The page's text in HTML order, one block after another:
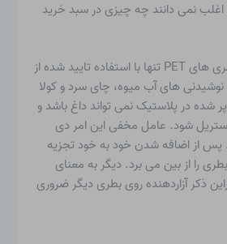
نمی دانند چه چیزی در سبد خرید
به عنوان مثال، معرفی بطری های PET تنها با استفاده تایید شده از
های آب میوه، چای سرد و کولا
شده در پلاستیک نمی تواند داغ باشد و
استریل شود. عامل مخفی این امر دی
پس از اضافه شدن خود به خود تجزیه
را از بین می برد. دیگر به معنای
ذکر آزاردهنده روی بطری دیگر ضروری